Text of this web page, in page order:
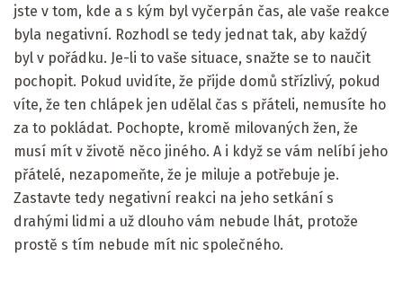
jste v tom, kde a s kým byl vyčerpán čas, ale vaše reakce
byla negativní. Rozhodl se tedy jednat tak, aby každý
byl v pořádku. Je-li to vaše situace, snažte se to naučit
pochopit. Pokud uvidíte, že přijde domů střízlivý, pokud
víte, že ten chlápek jen udělal čas s přáteli, nemusíte ho
za to pokládat. Pochopte, kromě milovaných žen, že
musí mít v životě něco jiného. A i když se vám nelíbí jeho
přátelé, nezapomeňte, že je miluje a potřebuje je.
Zastavte tedy negativní reakci na jeho setkání s
drahými lidmi a už dlouho vám nebude lhát, protože
prostě s tím nebude mít nic společného.